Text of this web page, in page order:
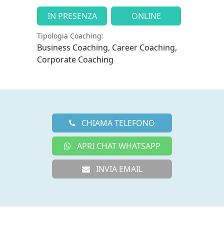
IN PRESENZA ONLINE
Tipologia Coaching:
Business Coaching, Career Coaching,
Corporate Coaching
CHIAMA TELEFONO
APRI CHAT WHATSAPP
INVIA EMAIL